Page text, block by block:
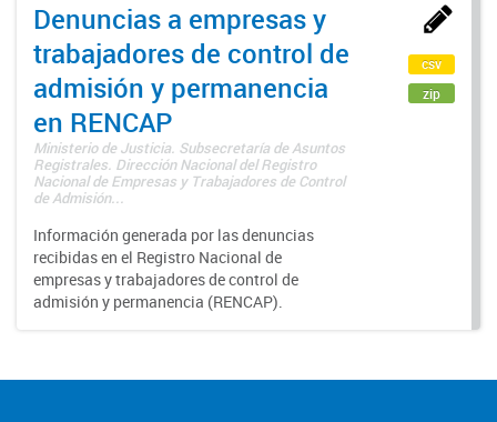
Denuncias a empresas y
trabajadores de control de
admisión y permanencia
en RENCAP
Ministerio de Justicia. Subsecretaría de Asuntos
Registrales. Dirección Nacional del Registro
Nacional de Empresas y Trabajadores de Control
de Admisión...
Información generada por las denuncias
recibidas en el Registro Nacional de
empresas y trabajadores de control de
admisión y permanencia (RENCAP).
csv
zip